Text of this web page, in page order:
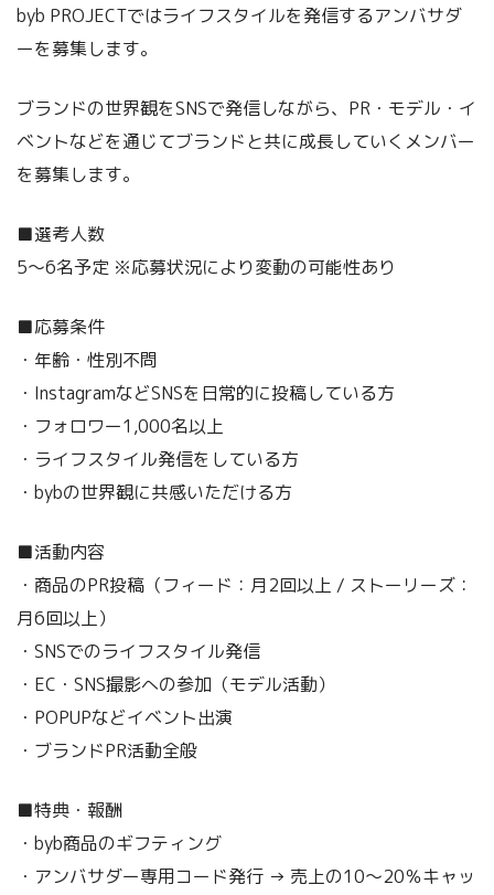
byb PROJECTではライフスタイルを発信するアンバサダ
ーを募集します。
ブランドの世界観をSNSで発信しながら、PR・モデル・イ
ベントなどを通じてブランドと共に成長していくメンバー
を募集します。
■選考人数
5〜6名予定 ※応募状況により変動の可能性あり
■応募条件
・年齢・性別不問
・InstagramなどSNSを日常的に投稿している方
・フォロワー1,000名以上
・ライフスタイル発信をしている方
・bybの世界観に共感いただける方
■活動内容
・商品のPR投稿（フィード：月2回以上 / ストーリーズ：
月6回以上）
・SNSでのライフスタイル発信
・EC・SNS撮影への参加（モデル活動）
・POPUPなどイベント出演
・ブランドPR活動全般
■特典・報酬
・byb商品のギフティング
・アンバサダー専用コード発行 → 売上の10〜20％キャッ